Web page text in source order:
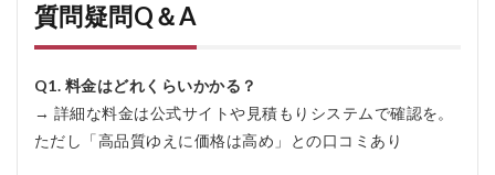
質問疑問Q＆A
Q1. 料金はどれくらいかかる？
→ 詳細な料金は公式サイトや見積もりシステムで確認を。
ただし「高品質ゆえに価格は高め」との口コミあり